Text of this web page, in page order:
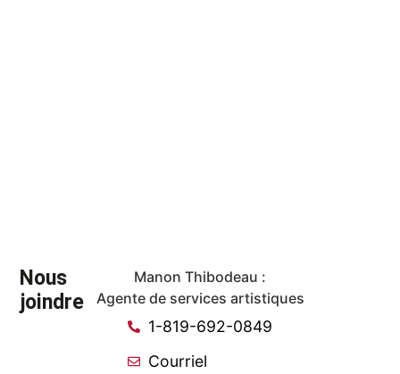
Nous
joindre
Manon Thibodeau :
Agente de services artistiques
1-819-692-0849
Courriel